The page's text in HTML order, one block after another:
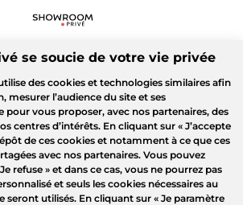
se soucie de votre vie privée
des cookies et technologies similaires afin
mesurer l’audience du site et ses
pour vous proposer, avec nos partenaires, des
centres d’intérêts. En cliquant sur « J’accepte
de ces cookies et notamment à ce que ces
avec nos partenaires. Vous pouvez
refuse » et dans ce cas, vous ne pourrez pas
et seuls les cookies nécessaires au
seront utilisés. En cliquant sur « Je paramètre